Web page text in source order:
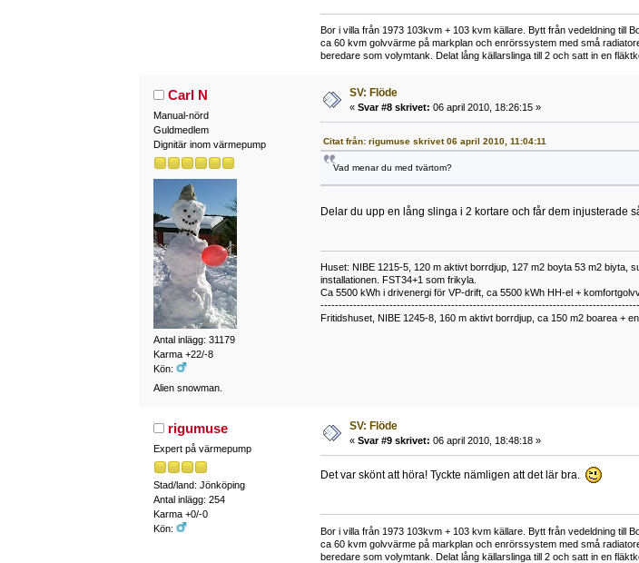
Bor i villa från 1973 103kvm + 103 kvm källare. Bytt från vedeldning till
ca 60 kvm golvvärme på markplan och enrörssystem med små
beredare som volymtank. Delat lång källarslinga till 2 och satt in en
Carl N
Manual-nörd
Guldmedlem
Dignitär inom värmepump
Antal inlägg: 31179
Karma +22/-8
Kön:
Alien snowman.
SV: Flöde
« Svar #8 skrivet: 06 april 2010, 18:26:15 »
Citat från: rigumuse skrivet 06 april 2010, 11:04:11
Vad menar du med tvärtom?
Delar du upp en lång slinga i 2 kortare och får dem injusterade
Huset: NIBE 1215-5, 120 m aktivt borrdjup, 127 m2 boyta 53 m2 biyta,
installationen. FST34+1 som frikyla.
Ca 5500 kWh i drivenergi för VP-drift, ca 5500 kWh HH-el +
Fritidshuset, NIBE 1245-8, 160 m aktivt borrdjup, ca 150 m2 boarea +
rigumuse
Expert på värmepump
Stad/land: Jönköping
Antal inlägg: 254
Karma +0/-0
Kön:
SV: Flöde
« Svar #9 skrivet: 06 april 2010, 18:48:18 »
Det var skönt att höra! Tyckte nämligen att det lär bra.
Bor i villa från 1973 103kvm + 103 kvm källare. Bytt från vedeldning till
ca 60 kvm golvvärme på markplan och enrörssystem med små
beredare som volymtank. Delat lång källarslinga till 2 och satt in en